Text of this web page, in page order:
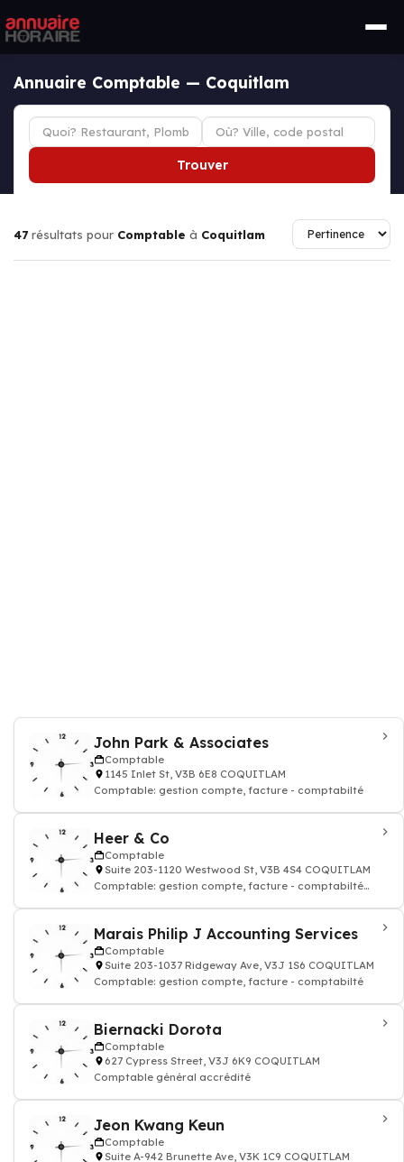
Annuaire Comptable — Coquitlam
Trouver
47 résultats pour Comptable à Coquitlam
John Park & Associates
Comptable
1145 Inlet St, V3B 6E8 COQUITLAM
Comptable: gestion compte, facture - comptabilté
Heer & Co
Comptable
Suite 203-1120 Westwood St, V3B 4S4 COQUITLAM
Comptable: gestion compte, facture - comptabilté
Marais Philip J Accounting Services
Comptable
Suite 203-1037 Ridgeway Ave, V3J 1S6 COQUITLAM
Comptable: gestion compte, facture - comptabilté
Biernacki Dorota
Comptable
627 Cypress Street, V3J 6K9 COQUITLAM
Comptable général accrédité
Jeon Kwang Keun
Comptable
Suite A-942 Brunette Ave, V3K 1C9 COQUITLAM